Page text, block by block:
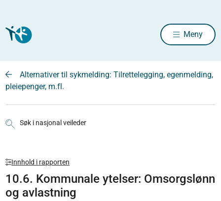
Meny
Alternativer til sykmelding: Tilrettelegging, egenmelding,
pleiepenger, m.fl.
Søk i nasjonal veileder
Innhold i rapporten
10.6. Kommunale ytelser: Omsorgslønn
og avlastning